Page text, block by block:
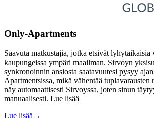
Only-Apartments
Saavuta matkustajia, jotka etsivät lyhytaikaisia
kaupungeissa ympäri maailman. Sirvoyn
synkronoinnin ansiosta saatavuutesi pysyy
Apartmentsissa, mikä vähentää tuplavarausten
näy automaattisesti Sirvoyssa, joten sinun
manuaalisesti. Lue lisää
Lue lisää →